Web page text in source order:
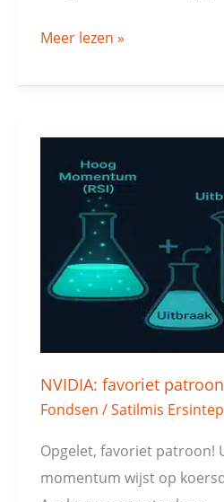
Meer lezen »
NVIDIA: favoriet
Fondsen /Satilmis
Opgelet, favoriet patroon!
momentum wijst op
favoriet
patroon